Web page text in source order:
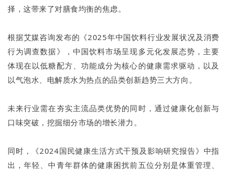
择，这带来了对膳食均衡的焦虑。
根据艾媒咨询发布的《2025年中国饮料行业发展状况及消费
行为调查数据》，中国饮料市场呈现多元化发展态势，主要
体现在以低糖配方、功能成分为核心的健康需求驱动，以及
以气泡水、电解质水为热点的品类创新趋势三大方向。
未来行业需在夯实主流品类优势的同时，通过健康化创新与
口味突破，挖掘细分市场的增长潜力。
同时，《2024国民健康生活方式干预及影响研究报告》中指
出，年轻、中青年群体的健康困扰前五位分别是体重管理、